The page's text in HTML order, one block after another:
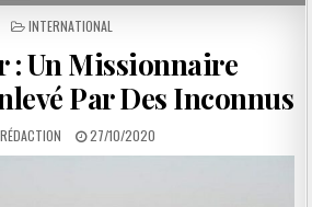
POSTED
INTERNATIONAL
: Un Missionnaire
Par Des Inconnus
27/10/2020